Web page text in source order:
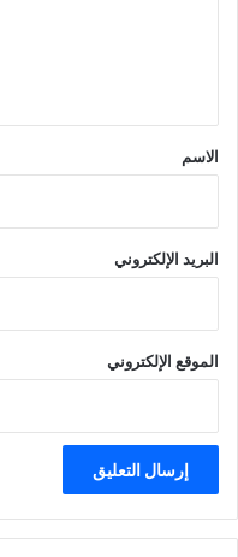
*
الاسم
البريد الإلكتروني
الموقع الإلكتروني